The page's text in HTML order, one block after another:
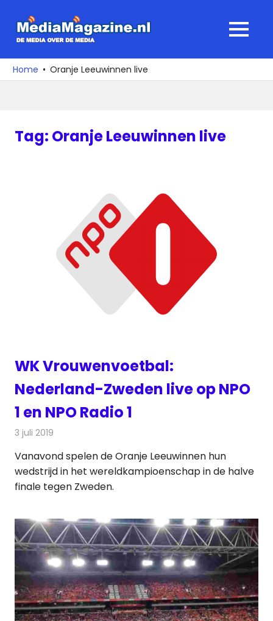
naar
media
over
MENU
Home Oranje Leeuwinnen live
Tag: Oranje Leeuwinnen live
WK Vrouwenvoetbal:
Nederland-Zweden live op NPO
1 en NPO Radio 1
3 juli 2019
Vanavond spelen de Oranje Leeuwinnen hun
wedstrijd in het wereldkampioenschap in de halve
finale tegen Zweden.